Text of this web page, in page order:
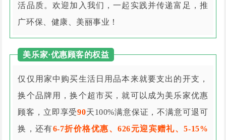
活品质。欢迎加入我们，一起实践并传递富足，推
广环保、健康、美丽事业！
美乐家·优惠顾客的权益
仅仅用家中购买生活日用品本来就要支出的开支，
换个品牌用，换个超市买，就可以成为美乐家优惠
顾客，立即享受90天100%满意保证，不满意可退可
换，还有6-7折价格优惠、626元迎宾赠礼、5-15%